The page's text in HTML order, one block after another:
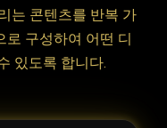
는 콘텐츠를 반복 가
로 구성하여 어떤 디
있도록 합니다.